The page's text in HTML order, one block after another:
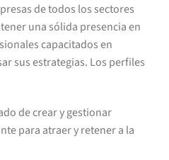
de todos los sectores
una sólida presencia en
capacitados en
sus estrategias. Los perfiles
de crear y gestionar
para atraer y retener a la